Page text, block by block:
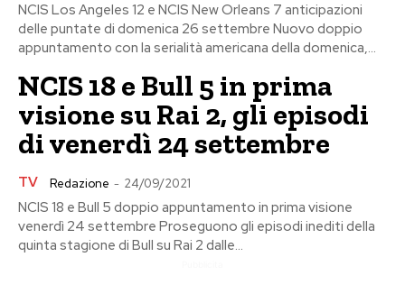
NCIS Los Angeles 12 e NCIS New Orleans 7 anticipazioni
delle puntate di domenica 26 settembre Nuovo doppio
appuntamento con la serialità americana della domenica,...
NCIS 18 e Bull 5 in prima
visione su Rai 2, gli episodi
di venerdì 24 settembre
TV Redazione - 24/09/2021
NCIS 18 e Bull 5 doppio appuntamento in prima visione
venerdì 24 settembre Proseguono gli episodi inediti della
quinta stagione di Bull su Rai 2 dalle...